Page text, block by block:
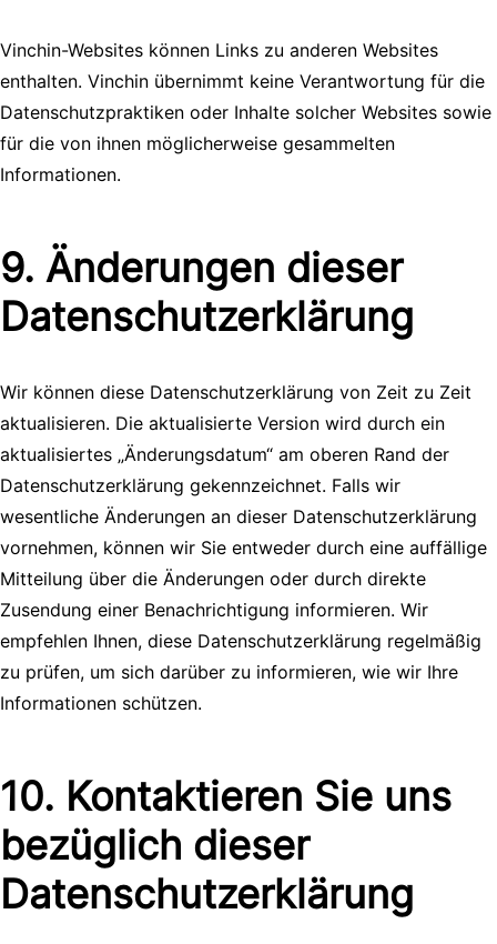
Vinchin-Websites können Links zu anderen Websites
enthalten. Vinchin übernimmt keine Verantwortung für die
Datenschutzpraktiken oder Inhalte solcher Websites sowie
für die von ihnen möglicherweise gesammelten
Informationen.
9. Änderungen dieser
Datenschutzerklärung
Wir können diese Datenschutzerklärung von Zeit zu Zeit
aktualisieren. Die aktualisierte Version wird durch ein
aktualisiertes „Änderungsdatum“ am oberen Rand der
Datenschutzerklärung gekennzeichnet. Falls wir
wesentliche Änderungen an dieser Datenschutzerklärung
vornehmen, können wir Sie entweder durch eine auffällige
Mitteilung über die Änderungen oder durch direkte
Zusendung einer Benachrichtigung informieren. Wir
empfehlen Ihnen, diese Datenschutzerklärung regelmäßig
zu prüfen, um sich darüber zu informieren, wie wir Ihre
Informationen schützen.
10. Kontaktieren Sie uns
bezüglich dieser
Datenschutzerklärung